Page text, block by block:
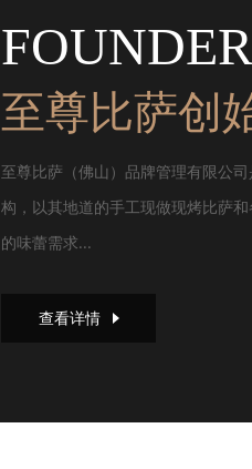
至尊比萨创
至尊比萨（佛山）品牌管理有限公
构，以其地道的手工现做现烤比萨
的味蕾需求...
查看详情